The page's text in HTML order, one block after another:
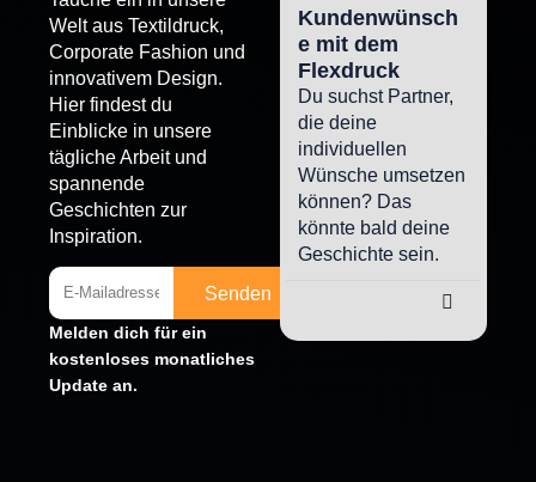
Welt aus Textildruck,
Corporate Fashion und
innovativem Design.
Hier findest du
Einblicke in unsere
tägliche Arbeit und
spannende
Geschichten zur
Inspiration.
Senden
Melden dich für ein
kostenloses monatliches
Update an.
Kundenwünsch
e mit dem
Flexdruck
Du suchst Partner,
die deine
individuellen
Wünsche umsetzen
können? Das
könnte bald deine
Geschichte sein.